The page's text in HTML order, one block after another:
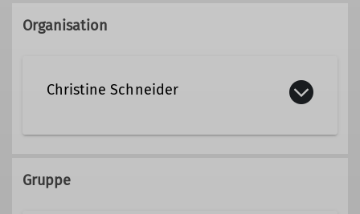
Organisation
Christine Schneider
Gruppe